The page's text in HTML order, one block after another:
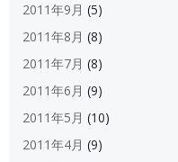
2011年9月 (5)
2011年8月 (8)
2011年7月 (8)
2011年6月 (9)
2011年5月 (10)
2011年4月 (9)